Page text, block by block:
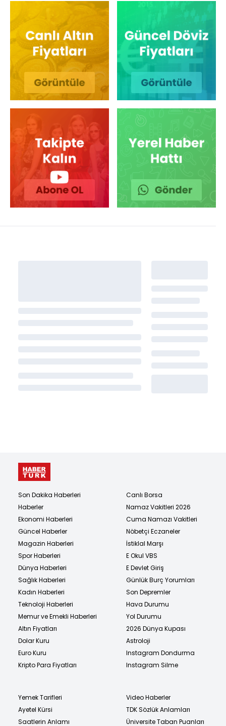
Son Dakika Haberleri
Haberler
Ekonomi Haberleri
Güncel Haberler
Magazin Haberleri
Spor Haberleri
Dünya Haberleri
Sağlık Haberleri
Kadın Haberleri
Teknoloji Haberleri
Memur ve Emekli Haberleri
Altın Fiyatları
Dolar Kuru
Euro Kuru
Kripto Para Fiyatları
Canlı Borsa
Namaz Vakitleri 2026
Cuma Namazı Vakitleri
Nöbetçi Eczaneler
İstiklal Marşı
E Okul VBS
E Devlet Giriş
Günlük Burç Yorumları
Son Depremler
Hava Durumu
Yol Durumu
2026 Dünya Kupası
Astroloji
Instagram Dondurma
Instagram Silme
Yemek Tarifleri
Ayetel Kürsi
Saatlerin Anlamı
Video Haberler
TDK Sözlük Anlamları
Üniversite Taban Puanları